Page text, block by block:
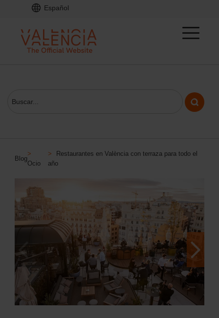
Español
Blog
>
Ocio
>
Restaurantes en València con terraza para todo el
año